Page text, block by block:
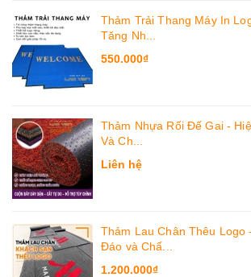
Thảm Trải Thang Máy In
Tăng Nh...
550.000₫
Thảm Nhựa Rối Đế Gai -
Và Ch...
Liên hệ
Thảm Lau Chân Thêu Logo
Đáo và Chấ...
1.200.000₫